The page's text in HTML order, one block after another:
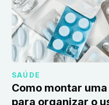
SAÚDE
Como montar
para organizar o